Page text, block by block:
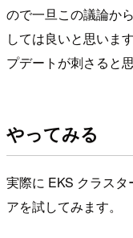
ので一旦この議論か
しては良いと思いま
プデートが刺さると思
やってみる
実際に EKS クラス
アを試してみます。